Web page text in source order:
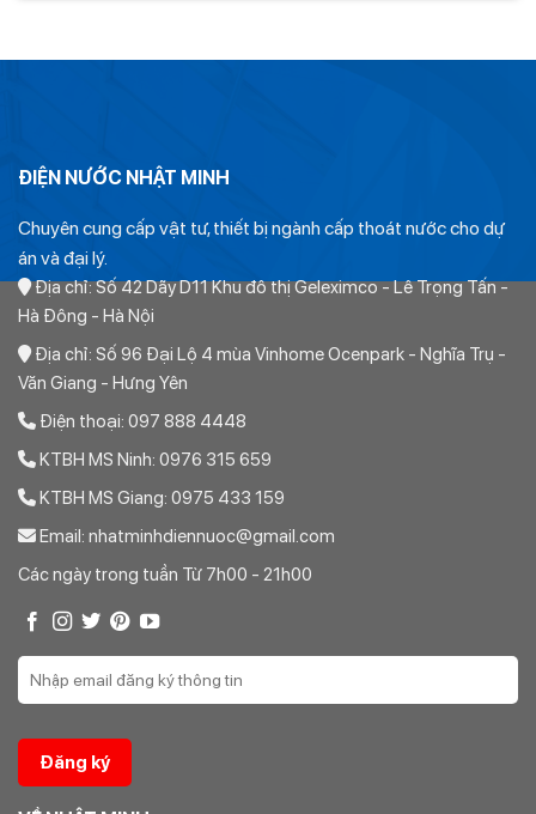
ĐIỆN NƯỚC NHẬT MINH
Chuyên cung cấp vật tư, thiết bị ngành cấp thoát nước cho dự
án và đại lý.
Địa chỉ: Số 42 Dãy D11 Khu đô thị Geleximco - Lê Trọng Tấn -
Hà Đông - Hà Nội
Địa chỉ: Số 96 Đại Lộ 4 mùa Vinhome Ocenpark - Nghĩa Trụ -
Văn Giang - Hưng Yên
Điện thoại: 097 888 4448
KTBH MS Ninh: 0976 315 659
KTBH MS Giang: 0975 433 159
Email: nhatminhdiennuoc@gmail.com
Các ngày trong tuần Từ 7h00 - 21h00